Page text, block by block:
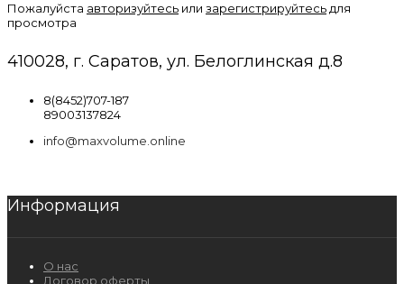
Пожалуйста авторизуйтесь или зарегистрируйтесь для
просмотра
410028, г. Саратов, ул. Белоглинская д.8
8(8452)707-187
89003137824
info@maxvolume.online
Информация
О нас
Договор оферты